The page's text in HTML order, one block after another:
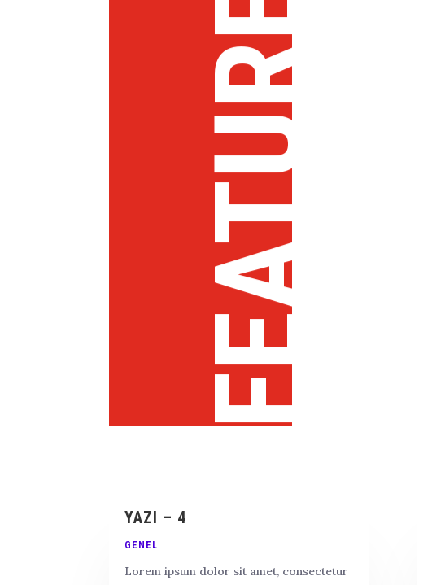
FEATURED
YAZI – 4
GENEL
Lorem ipsum dolor sit amet, consectetur